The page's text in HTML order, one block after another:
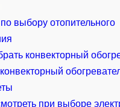
выбору отопительного
конвекторный
при выборе